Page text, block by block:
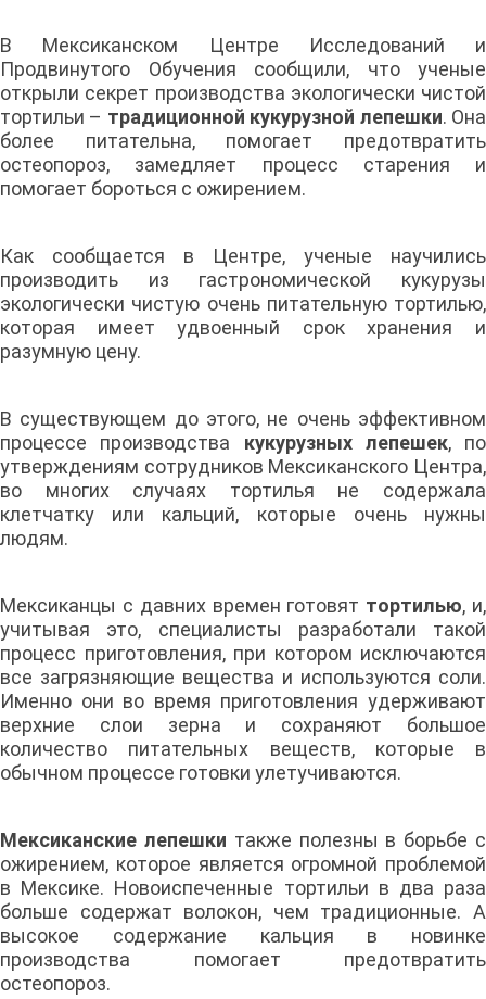
В Мексиканском Центре Исследований и
Продвинутого Обучения сообщили, что ученые
открыли секрет производства экологически чистой
тортильи – традиционной кукурузной лепешки. Она
более питательна, помогает предотвратить
остеопороз, замедляет процесс старения и
помогает бороться с ожирением.
Как сообщается в Центре, ученые научились
производить из гастрономической кукурузы
экологически чистую очень питательную тортилью,
которая имеет удвоенный срок хранения и
разумную цену.
В существующем до этого, не очень эффективном
процессе производства кукурузных лепешек, по
утверждениям сотрудников Мексиканского Центра,
во многих случаях тортилья не содержала
клетчатку или кальций, которые очень нужны
людям.
Мексиканцы с давних времен готовят тортилью, и,
учитывая это, специалисты разработали такой
процесс приготовления, при котором исключаются
все загрязняющие вещества и используются соли.
Именно они во время приготовления удерживают
верхние слои зерна и сохраняют большое
количество питательных веществ, которые в
обычном процессе готовки улетучиваются.
Мексиканские лепешки также полезны в борьбе с
ожирением, которое является огромной проблемой
в Мексике. Новоиспеченные тортильи в два раза
больше содержат волокон, чем традиционные. А
высокое содержание кальция в новинке
производства помогает предотвратить
остеопороз.